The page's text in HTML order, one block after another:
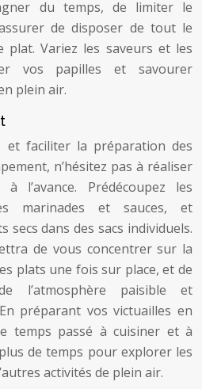
du temps, de limiter le
de disposer de tout le
plat. Variez les saveurs et les
vos papilles et savourer
plein air.
et faciliter la préparation des
n’hésitez pas à réaliser
l’avance. Prédécoupez les
marinades et sauces, et
secs dans des sacs individuels.
de vous concentrer sur la
plats une fois sur place, et de
l’atmosphère paisible et
préparant vos victuailles en
temps passé à cuisiner et à
de temps pour explorer les
activités de plein air.